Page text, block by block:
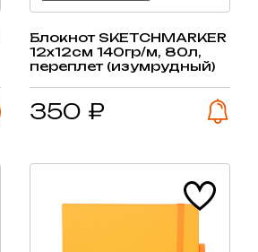
Блокнот SKETCHMARKER
12х12см 140гр/м, 80л,
переплет (изумрудный)
350 ₽